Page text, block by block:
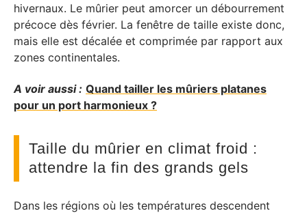
hivernaux. Le mûrier peut amorcer un débourrement
précoce dès février. La fenêtre de taille existe donc,
mais elle est décalée et comprimée par rapport aux
zones continentales.
A voir aussi : Quand tailler les mûriers platanes
pour un port harmonieux ?
Taille du mûrier en climat froid :
attendre la fin des grands gels
Dans les régions où les températures descendent